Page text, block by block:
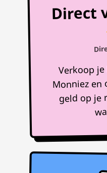
Direct
Verkoop
Monniez en
geld op je